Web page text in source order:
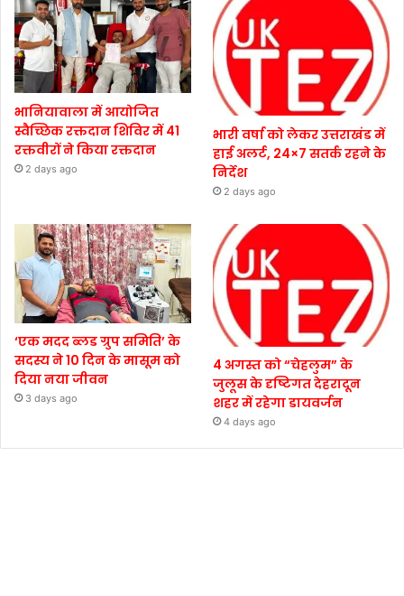
भानियावाला में आयोजित
स्वैच्छिक रक्तदान शिविर में 41
रक्तवीरों ने किया रक्तदान
2 days ago
भारी वर्षा को लेकर उत्तराखंड में
हाई अलर्ट, 24×7 सतर्क रहने के
निर्देश
2 days ago
‘एक मदद ब्लड ग्रुप समिति’ के
सदस्य ने 10 दिन के मासूम को
दिया नया जीवन
3 days ago
4 अगस्त को “चेहलुम” के
जुलूस के दृष्टिगत देहरादून
शहर में रहेगा डायवर्जन
4 days ago